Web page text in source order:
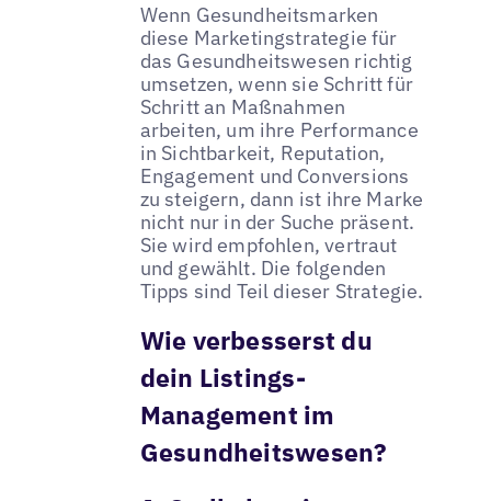
Wenn Gesundheitsmarken
diese Marketingstrategie für
das Gesundheitswesen richtig
umsetzen, wenn sie Schritt für
Schritt an Maßnahmen
arbeiten, um ihre Performance
in Sichtbarkeit, Reputation,
Engagement und Conversions
zu steigern, dann ist ihre Marke
nicht nur in der Suche präsent.
Sie wird empfohlen, vertraut
und gewählt. Die folgenden
Tipps sind Teil dieser Strategie.
Wie verbesserst du
dein Listings-
Management im
Gesundheitswesen?